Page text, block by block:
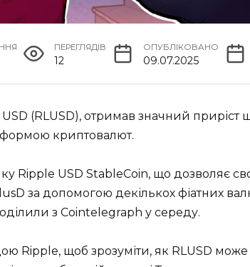
ПЕРЕГЛЯДІВ
12
ОПУБЛІКОВАНО
09.07.2025
(RLUSD), отримав значний приріст
криптовалют.
Ripple USD StableCoin, що дозволяє
за допомогою декількох фіатних
з Cointelegraph у середу.
Ripple, щоб зрозуміти, як RLUSD